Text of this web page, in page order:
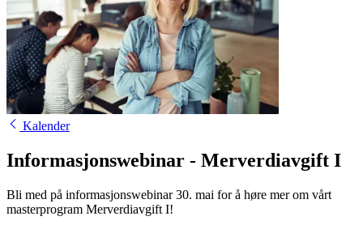
Kalender
Informasjonswebinar - Merverdiavgift I
Bli med på informasjonswebinar 30. mai for å høre mer om vårt
masterprogram Merverdiavgift I!